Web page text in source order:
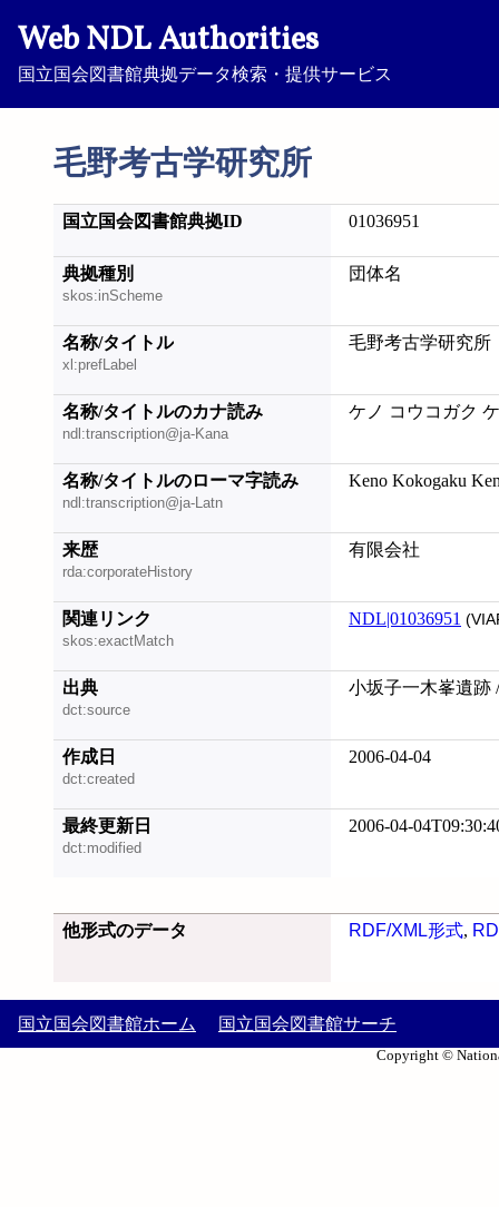
Web NDL Authorities
国立国会図書館典拠データ検索・提供サービス
毛野考古学研究所
国立国会図書館典拠ID 01036951
典拠種別
skos:inScheme
団体名
名称/タイトル
xl:prefLabel
毛野考古学研究所
名称/タイトルのカナ読み
ndl:transcription@ja-Kana
ケノ コウコガク
名称/タイトルのローマ字読み
ndl:transcription@ja-Latn
Keno Kokogaku
来歴
rda:corporateHistory
有限会社
関連リンク
skos:exactMatch
NDL|01036951
出典
dct:source
小坂子一木峯遺跡
作成日
dct:created
2006-04-04
最終更新日
dct:modified
2006-04-
他形式のデータ RDF/XML形式,
国立国会図書館ホーム 国立国会図書館サーチ
Copyright ©